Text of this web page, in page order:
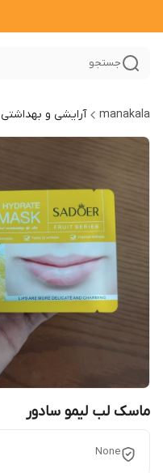
جستجو
manakala آرایشی و بهداشتی
ماسک لب لیمو سادور
None